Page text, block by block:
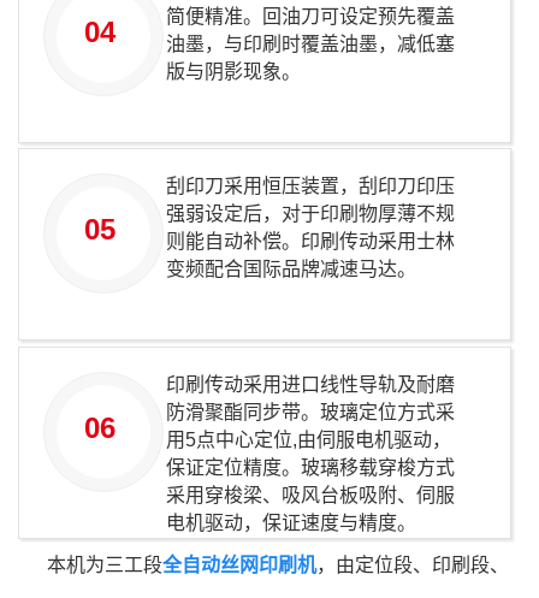
04
简便精准。回油刀可设定预先覆盖
油墨，与印刷时覆盖油墨，减低塞
版与阴影现象。
05
刮印刀采用恒压装置，刮印刀印压
强弱设定后，对于印刷物厚薄不规
则能自动补偿。印刷传动采用士林
变频配合国际品牌减速马达。
06
印刷传动采用进口线性导轨及耐磨
防滑聚酯同步带。玻璃定位方式采
用5点中心定位,由伺服电机驱动，
保证定位精度。玻璃移载穿梭方式
采用穿梭梁、吸风台板吸附、伺服
电机驱动，保证速度与精度。
本机为三工段全自动丝网印刷机，由定位段、印刷段、